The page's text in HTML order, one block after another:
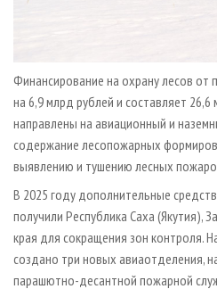
Финансирование на охрану лесов от
на 6,9 млрд рублей и составляет
направлены на авиационный и
содержание лесопожарных
выявлению и тушению лесных
В 2025 году дополнительные
получили Республика Саха (Якутия),
края для сокращения зон контроля.
создано три новых авиаотделения,
парашютно-десантной пожарной